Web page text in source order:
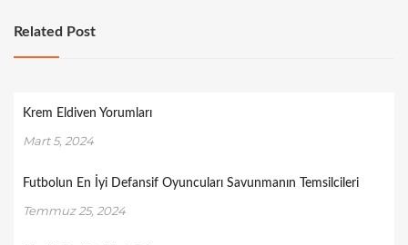
Related Post
Krem Eldiven Yorumları
Mart 5, 2024
Futbolun En İyi Defansif Oyuncuları Savunmanın Temsilcileri
Temmuz 25, 2024